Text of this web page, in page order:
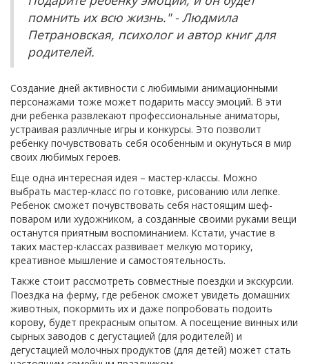
помнить их всю жизнь." - Людмила
Петрановская, психолог и автор книг для
родителей.
Создание дней активности с любимыми анимационными
персонажами тоже может подарить массу эмоций. В эти
дни ребенка развлекают профессиональные аниматоры,
устраивая различные игры и конкурсы. Это позволит
ребенку почувствовать себя особенным и окунуться в мир
своих любимых героев.
Еще одна интересная идея – мастер-классы. Можно
выбрать мастер-класс по готовке, рисованию или лепке.
Ребенок сможет почувствовать себя настоящим шеф-
поваром или художником, а созданные своими руками вещи
останутся приятным воспоминанием. Кстати, участие в
таких мастер-классах развивает мелкую моторику,
креативное мышление и самостоятельность.
Также стоит рассмотреть совместные поездки и экскурсии.
Поездка на ферму, где ребенок сможет увидеть домашних
животных, покормить их и даже попробовать подоить
корову, будет прекрасным опытом. А посещение винных или
сырных заводов с дегустацией (для родителей) и
дегустацией молочных продуктов (для детей) может стать